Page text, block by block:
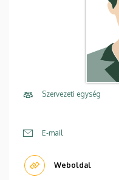
Szervezeti egység
E-mail
Weboldal